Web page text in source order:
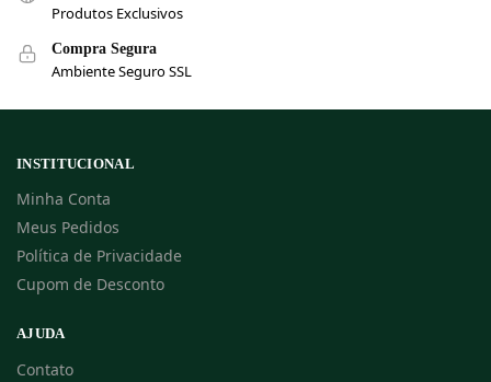
Produtos Exclusivos
Compra Segura
Ambiente Seguro SSL
INSTITUCIONAL
Minha Conta
Meus Pedidos
Política de Privacidade
Cupom de Desconto
AJUDA
Contato